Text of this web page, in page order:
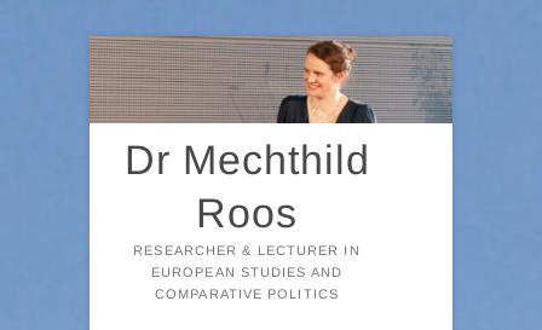
Skip
to
content
Dr Mechthild
Roos
RESEARCHER & LECTURER IN
EUROPEAN STUDIES AND
COMPARATIVE POLITICS